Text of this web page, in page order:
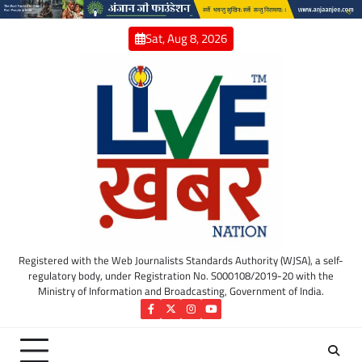
Skip
Sat, Aug 8, 2026
Registered with the Web Journalists Standards Authority (WJSA), a self-
regulatory body, under Registration No. S000108/2019-20 with the
Ministry of Information and Broadcasting, Government of India.
Facebook
TwitterInstagram
YouTube